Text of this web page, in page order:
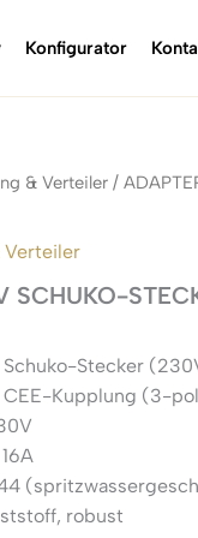
Konfigurator
& Verteiler /
Verteiler
SCHUKO-
Schuko-Stecker
CEE-Kupplung (3-
robust